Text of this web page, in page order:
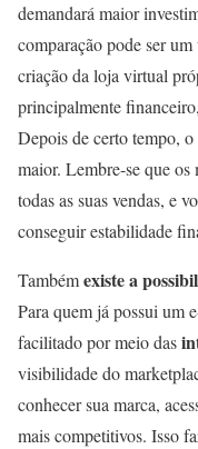
demandará maior
comparação pode ser
criação da loja virtual
principalmente
Depois de certo tempo,
maior. Lembre-se que os
todas as suas vendas, e
conseguir estabilidade
Tambémexiste a
Para quem já possui um
facilitado por meio das
visibilidade do
conhecer sua marca,
mais competitivos. Isso